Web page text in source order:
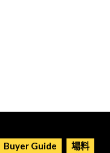
Buyer Guide 場料